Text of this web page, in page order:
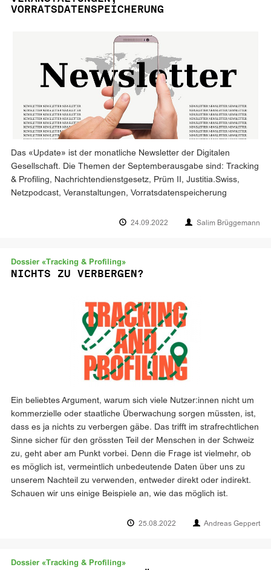
VORRATSDATENSPEICHERUNG
Das «Update» ist der monatliche Newsletter der Digitalen
Gesellschaft. Die Themen der Septemberausgabe sind: Tracking
& Profiling, Nachrichtendienstgesetz, Prüm II, Justitia.Swiss,
Netzpodcast, Veranstaltungen, Vorratsdatenspeicherung
24.09.2022 Salim Brüggemann
Dossier «Tracking & Profiling»
NICHTS ZU VERBERGEN?
Ein beliebtes Argument, warum sich viele Nutzer:innen nicht um
kommerzielle oder staatliche Überwachung sorgen müssten, ist,
dass es ja nichts zu verbergen gäbe. Das trifft im strafrechtlichen
Sinne sicher für den grössten Teil der Menschen in der Schweiz
zu, geht aber am Punkt vorbei. Denn die Frage ist vielmehr, ob
es möglich ist, vermeintlich unbedeutende Daten über uns zu
unserem Nachteil zu verwenden, entweder direkt oder indirekt.
Schauen wir uns einige Beispiele an, wie das möglich ist.
25.08.2022 Andreas Geppert
Dossier «Tracking & Profiling»